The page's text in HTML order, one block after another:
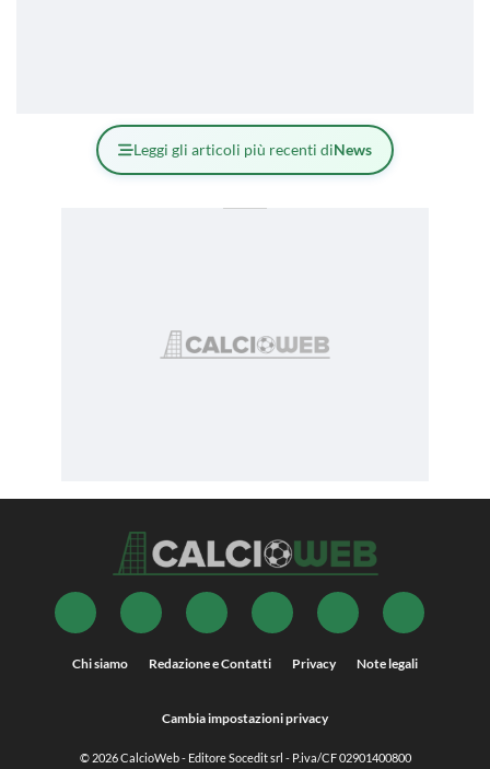
Leggi gli articoli più recenti diNews
Chi siamo Redazione e Contatti Privacy Note legali
Cambia impostazioni privacy
© 2026CalcioWeb- Editore Socedit srl - P.iva/CF 02901400800